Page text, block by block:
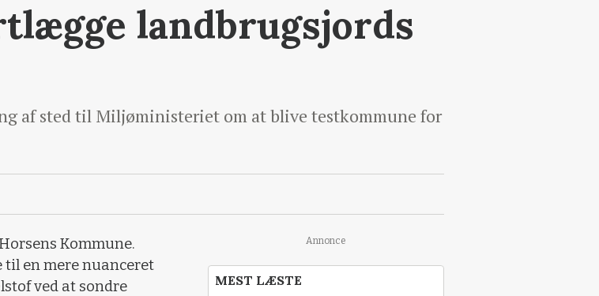
landbrugsjords
af sted til Miljøministeriet om at blive testkommune for
Kommune.
en mere nuanceret
ved at sondre
Annonce
MEST LÆSTE